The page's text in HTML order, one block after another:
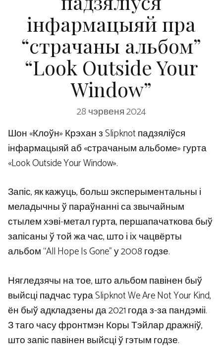
інфармацыяй пра
“страчаны альбом”
“Look Outside Your
Window”
28 чэрвеня 2024
Шон «Клоўн» Крэхан з Slipknot падзяліўся
інфармацыяй аб «страчаным альбоме» гурта
«Look Outside Your Window».
Запіс, як кажуць, больш эксперыментальны і
меладычны ў параўнанні са звычайным
стылем хэві-метал гурта, першапачаткова быў
запісаны ў той жа час, што і іх чацвёрты
альбом “All Hope Is Gone” у 2008 годзе.
Нягледзячы на ​​тое, што альбом павінен быў
выйсці падчас тура Slipknot We Are Not Your Kind,
ён быў адкладзены да 2021 года з-за пандэміі.
З таго часу фронтмэн Коры Тэйлар дражніў,
што запіс павінен выйсці ў гэтым годзе.